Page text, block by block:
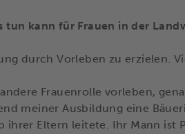
tun kann für Frauen in der
durch Vorleben zu erzielen.
Frauenrolle vorleben,
meiner Ausbildung eine
ihrer Eltern leitete. Ihr Mann ist